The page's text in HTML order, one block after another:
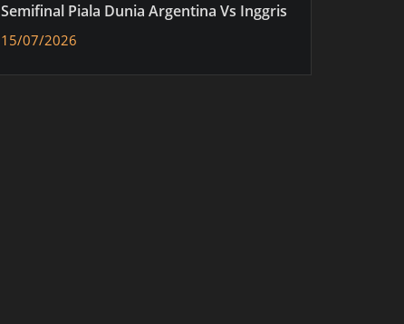
Semifinal Piala Dunia Argentina Vs Inggris
15/07/2026